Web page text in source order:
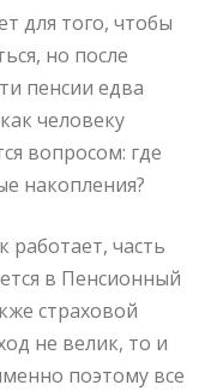
для того, чтобы
но после
пенсии едва
человеку
вопросом: где
накопления?
работает, часть
в Пенсионный
страховой
не велик, то и
поэтому все